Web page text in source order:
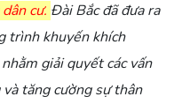
cư. Đài Bắc đã đưa ra
trình khuyến khích
giải quyết các vấn
tăng cường sự thân